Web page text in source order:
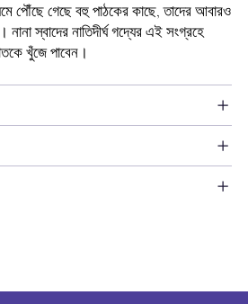
পৌঁছে গেছে বহু পাঠকের কাছে, তাদের আবারও
স্বাদের নাতিদীর্ঘ গদ্যের এই সংগ্রহে
খুঁজে পাবেন।